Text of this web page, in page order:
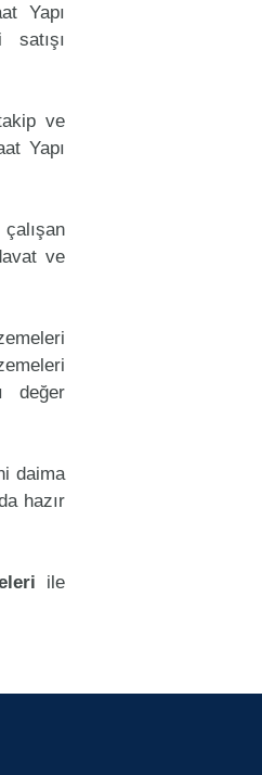
Yapı
ve
Yapı
ve
değer
daima
hazır
ile